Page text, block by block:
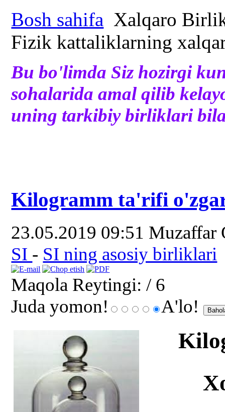
Bosh sahifa Xalqaro
Fizik kattaliklarning
Bu bo'limda Siz hozirgi
sohalarida amal qilib
uning tarkibiy birliklari
Kilogramm ta'rifi
23.05.2019 09:51 Muzaffar
SI - SI ning asosiy birliklari
Maqola Reytingi: / 6
Juda yomon!
A'lo!